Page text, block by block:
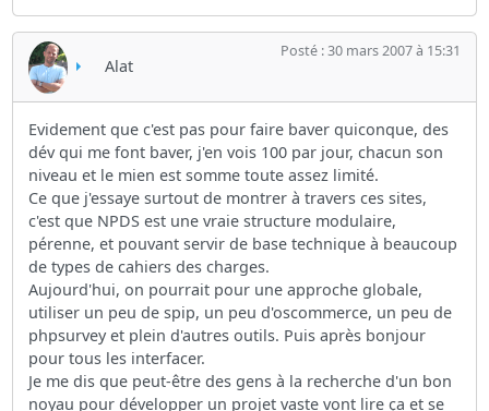
Alat
Posté : 30 mars 2007 à 15:31
Evidement que c'est pas pour faire baver quiconque, des
dév qui me font baver, j'en vois 100 par jour, chacun son
niveau et le mien est somme toute assez limité.
Ce que j'essaye surtout de montrer à travers ces sites,
c'est que NPDS est une vraie structure modulaire,
pérenne, et pouvant servir de base technique à beaucoup
de types de cahiers des charges.
Aujourd'hui, on pourrait pour une approche globale,
utiliser un peu de spip, un peu d'oscommerce, un peu de
phpsurvey et plein d'autres outils. Puis après bonjour
pour tous les interfacer.
Je me dis que peut-être des gens à la recherche d'un bon
noyau pour développer un projet vaste vont lire ça et se